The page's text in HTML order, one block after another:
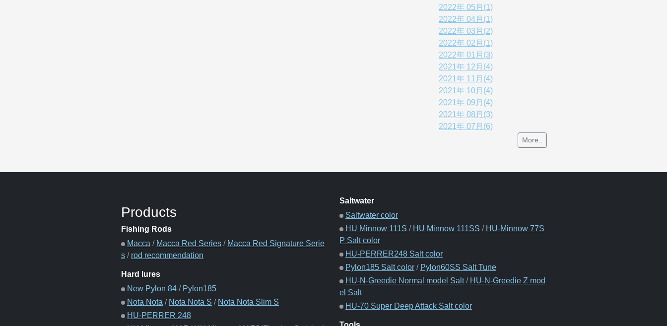
2022年 05月(1)
2022年 04月(1)
2022年 03月(2)
2022年 02月(1)
2022年 01月(3)
2021年 12月(4)
2021年 11月(4)
2021年 10月(4)
2021年 09月(4)
2021年 08月(3)
2021年 07月(6)
More..
Products
Fishing Rods
Macca / Macca Red Series / Macca Red Signature Serie
s / rod recommendation
Hard lures
New Pylon 84 / Pylon185
Nota Nota / Nota Nota S / Nota Nota Slim S
HU-PERRER 248
Saltwater
Saltwater color
HU Minnow 111S / HU Minnow 111SS / HU-Minnow 77S
P Salt color
HU-PERRER248 Salt color
Pylon185 Salt color / Pylon60SS Salt Tune
HU-N-Greedie Normal model Salt/ HU-N-Greedie Z mod
el Salt
HU-70 Super Deep Attack Salt color